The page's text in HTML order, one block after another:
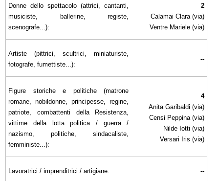
Donne dello spettacolo (attrici, cantanti,
musiciste, ballerine, registe,
scenografe...):
2
Calamai Clara (via)
Ventre Mariele (via)
Artiste (pittrici, scultrici, miniaturiste,
fotografe, fumettiste...):
--
Figure storiche e politiche (matrone
romane, nobildonne, principesse, regine,
patriote, combattenti della Resistenza,
vittime della lotta politica / guerra /
nazismo, politiche, sindacaliste,
femministe...):
4
Anita Garibaldi (via)
Censi Peppina (via)
Nilde Iotti (via)
Versari Iris (via)
Lavoratrici / imprenditrici / artigiane: --